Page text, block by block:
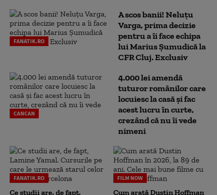
FANATIK.RO
A scos banii! Neluțu
Varga, prima decizie
pentru a îi face echipa
lui Marius Șumudică la
CFR Cluj. Exclusiv
CANCAN
4.000 lei amendă
tuturor românilor care
locuiesc la casă și fac
acest lucru în curte,
crezând că nu îi vede
nimeni
FANATIK.RO
Ce studii are, de fapt,
FILM NOW
Cum arată Dustin Hoffman